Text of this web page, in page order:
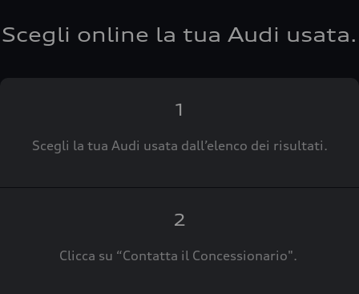
Scegli online la tua Audi usata.
1
Scegli la tua Audi usata dall’elenco dei risultati.
2
Clicca su “Contatta il Concessionario".